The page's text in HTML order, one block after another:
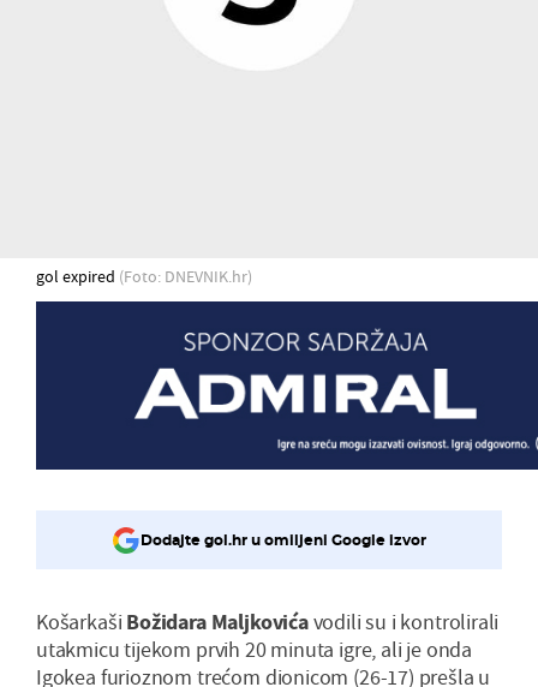
gol expired (Foto: DNEVNIK.hr)
Dodajte gol.hr u omiljeni Google izvor
Košarkaši Božidara Maljkovićavodili su i kontrolirali
utakmicu tijekom prvih 20 minuta igre, ali je onda
Igokea furioznom trećom dionicom (26-17) prešla u